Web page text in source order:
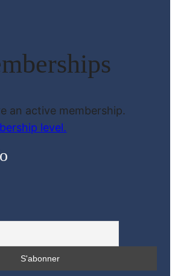
an active membership.
level.